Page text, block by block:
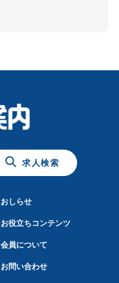
求人検索
おしらせ
お役立ちコンテンツ
会員について
お問い合わせ